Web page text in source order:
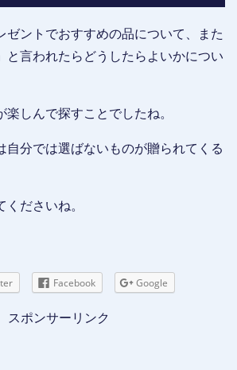
ゼントでおすすめの品について、また
と言われたらどうしたらよいかについ
しんで探すことでしたね。
自分では選ばないものが贈られてくる
ださいね。
Facebook Google
スポンサーリンク